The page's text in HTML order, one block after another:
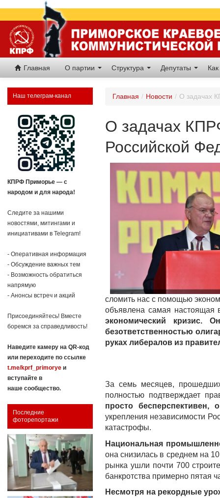
Главная О партии Структура Депутаты
Наш телеграм-канал
КПРФ Приморье — с
народом и для народа!
Следите за нашими
новостями, митингами и
инициативами в Telegram!
- Оперативная информация
- Обсуждение важных тем
- Возможность обратиться
напрямую
- Анонсы встреч и акций
Присоединяйтесь! Вместе
боремся за справедливость!
Наведите камеру на QR-код
или переходите по ссылке
t.me/kprf_primorye и
вступайте в
наше сообщество.
Последние
фоторепортажи
Главная / Новости / О задачах
О задачах
Российской
сломить нас с помощью
объявлена самая
экономический кризис.
безответственностью
руках либералов из
За семь месяцев,
полностью подтверждает
просто бесперспективен,
укрепления независимости
катастрофы.
Национальная
она снизилась в среднем на
рынка ушли почти 700
банкротства примерно пятая
Несмотря на рекордные